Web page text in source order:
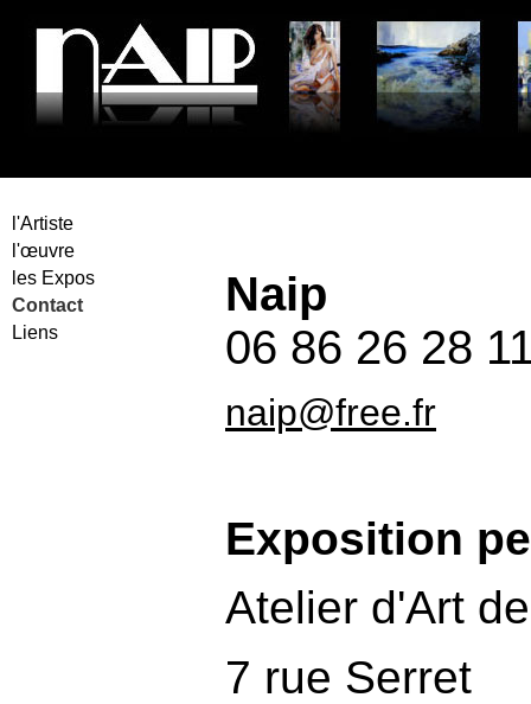
l'Artiste
l'œuvre
les Expos
Contact
Liens
Naip
06 86 26 28
naip@free.fr
Exposition
Atelier d'Art
7 rue Serret